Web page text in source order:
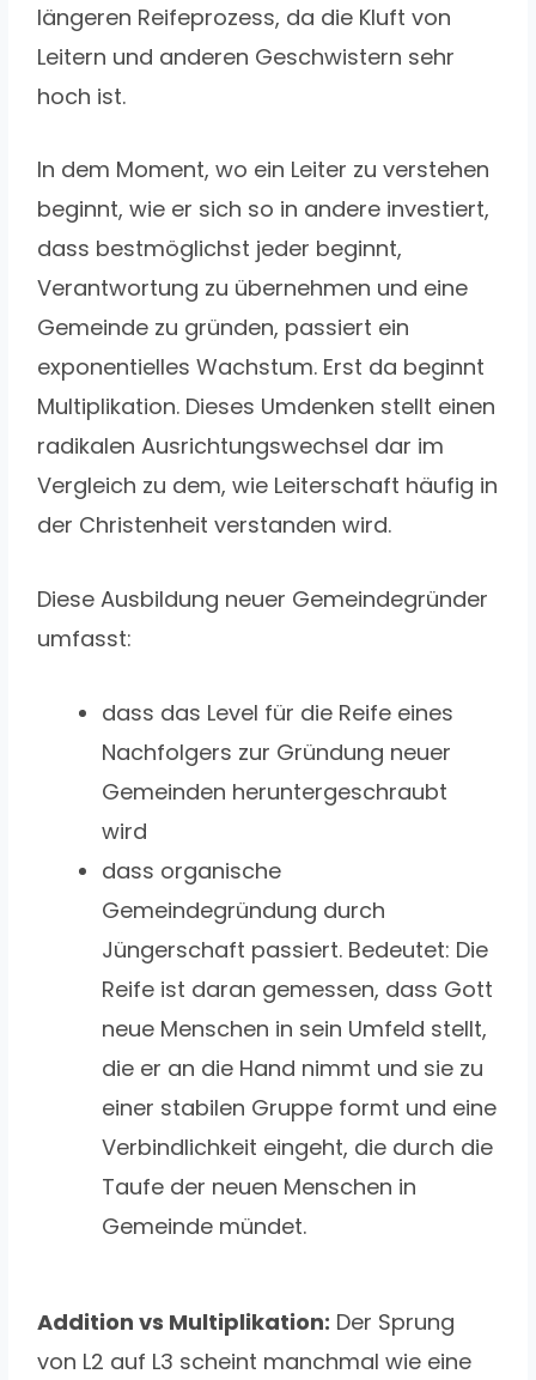
längeren Reifeprozess, da die Kluft von
Leitern und anderen Geschwistern sehr
hoch ist.
In dem Moment, wo ein Leiter zu verstehen
beginnt, wie er sich so in andere investiert,
dass bestmöglichst jeder beginnt,
Verantwortung zu übernehmen und eine
Gemeinde zu gründen, passiert ein
exponentielles Wachstum. Erst da beginnt
Multiplikation. Dieses Umdenken stellt einen
radikalen Ausrichtungswechsel dar im
Vergleich zu dem, wie Leiterschaft häufig in
der Christenheit verstanden wird.
Diese Ausbildung neuer Gemeindegründer
umfasst:
dass das Level für die Reife eines
Nachfolgers zur Gründung neuer
Gemeinden heruntergeschraubt
wird
dass organische
Gemeindegründung durch
Jüngerschaft passiert. Bedeutet: Die
Reife ist daran gemessen, dass Gott
neue Menschen in sein Umfeld stellt,
die er an die Hand nimmt und sie zu
einer stabilen Gruppe formt und eine
Verbindlichkeit eingeht, die durch die
Taufe der neuen Menschen in
Gemeinde mündet.
Addition vs Multiplikation: Der Sprung
von L2 auf L3 scheint manchmal wie eine